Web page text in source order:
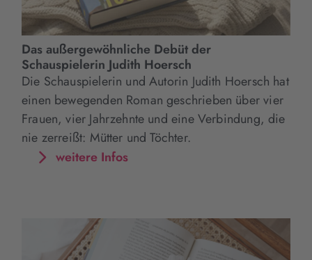
Das außergewöhnliche Debüt der
Schauspielerin Judith Hoersch
Die Schauspielerin und Autorin Judith Hoersch hat
einen bewegenden Roman geschrieben über vier
Frauen, vier Jahrzehnte und eine Verbindung, die
nie zerreißt: Mütter und Töchter.
weitere Infos